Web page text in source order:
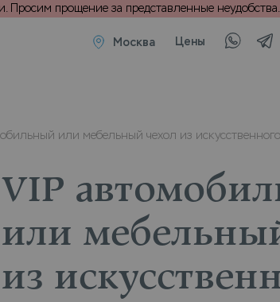
прощение за представленные неудобства.
Москва Цены
или мебельный чехол из
VIP
или
из